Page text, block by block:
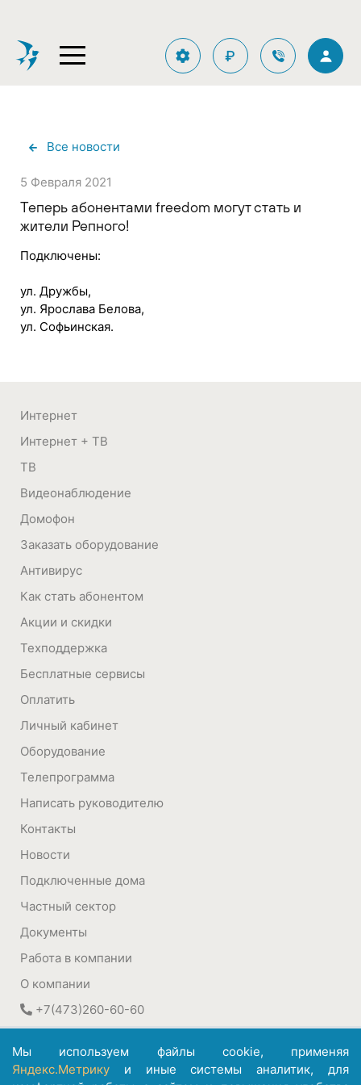
Все новости
5 Февраля 2021
Теперь абонентами freedom могут стать и
жители Репного!
Подключены:
ул. Дружбы,
ул. Ярослава Белова,
Интернет
Интернет + ТВ
ТВ
Видеонаблюдение
Домофон
Заказать оборудование
Антивирус
Как стать абонентом
Акции и скидки
Техподдержка
Бесплатные сервисы
Оплатить
Личный кабинет
Оборудование
Телепрограмма
Написать руководителю
Контакты
Новости
Подключенные дома
Частный сектор
Документы
Работа в компании
О компании
+7(473)260-60-60
ул. Плехановская, 22а
Мы используем файлы cookie, применяя
Яндекс.Метрику и иные системы аналитик, для
₽